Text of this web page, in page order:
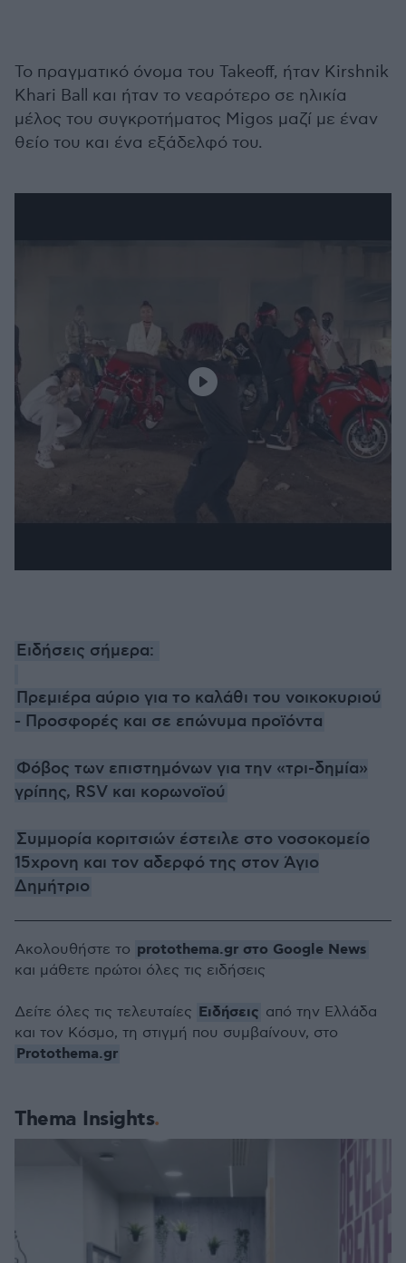
Το πραγματικό όνομα του Takeoff, ήταν Kirshnik
Khari Ball και ήταν το νεαρότερο σε ηλικία
μέλος του συγκροτήματος Migos μαζί με έναν
θείο του και ένα εξάδελφό του.
Ειδήσεις σήμερα:
Πρεμιέρα αύριο για το καλάθι του νοικοκυριού
- Προσφορές και σε επώνυμα προϊόντα
Φόβος των επιστημόνων για την «τρι-δημία»
γρίπης, RSV και κορωνοϊού
Συμμορία κοριτσιών έστειλε στο νοσοκομείο
15χρονη και τον αδερφό της στον Άγιο
Δημήτριο
Thema Insights
Ακολουθήστε το protothema.gr στο Google News
και μάθετε πρώτοι όλες τις ειδήσεις
Δείτε όλες τις τελευταίες Ειδήσεις από την Ελλάδα
και τον Κόσμο, τη στιγμή που συμβαίνουν, στο
Protothema.gr